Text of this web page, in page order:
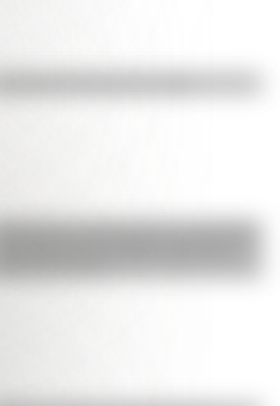
conductual: la habilidad